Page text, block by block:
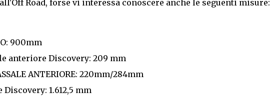
Road, forse vi interessa conoscere anche le seguenti misure:
900mm
anteriore Discovery: 209 mm
ANTERIORE: 220mm/284mm
1.612,5 mm